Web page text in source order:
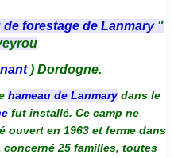
de forestage de Lanmary "
) Dordogne.
hameau de Lanmarydans le
fut installé. Ce camp ne
ouvert en 1963 et ferme dans
concerné 25 familles, toutes